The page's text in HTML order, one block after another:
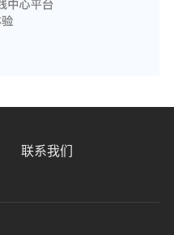
联系我们